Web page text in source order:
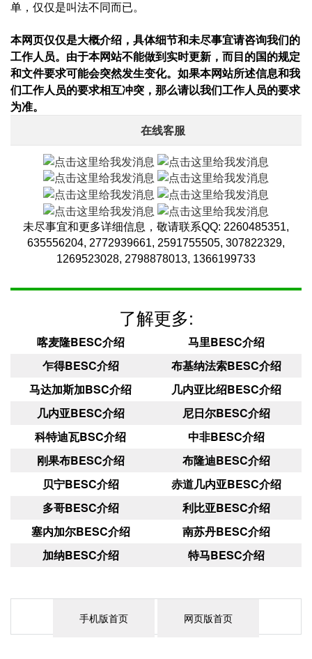
单，仅仅是叫法不同而已。
本网页仅仅是大概介绍，具体细节和未尽事宜请咨询我们的
工作人员。由于本网站不能做到实时更新，而目的国的规定
和文件要求可能会突然发生变化。如果本网站所述信息和我
们工作人员的要求相互冲突，那么请以我们工作人员的要求
为准。
在线客服
未尽事宜和更多详细信息，敬请联系QQ: 2260485351,
635556204, 2772939661, 2591755505, 307822329,
1269523028, 2798878013, 1366199733
了解更多:
喀麦隆BESC介绍
马里BESC介绍
乍得BESC介绍
布基纳法索BESC介绍
马达加斯加BSC介绍
几内亚比绍BESC介绍
几内亚BESC介绍
尼日尔BESC介绍
科特迪瓦BSC介绍
中非BESC介绍
刚果布BESC介绍
布隆迪BESC介绍
贝宁BESC介绍
赤道几内亚BESC介绍
多哥BESC介绍
利比亚BESC介绍
塞内加尔BESC介绍
南苏丹BESC介绍
加纳BESC介绍
特马BESC介绍
手机版首页 网页版首页